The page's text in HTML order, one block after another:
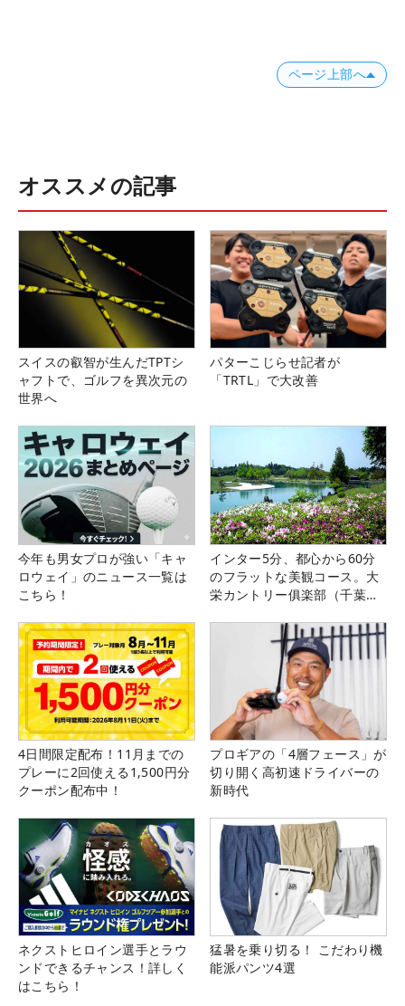
ページ上部へ
オススメの記事
スイスの叡智が生んだTPTシ
ャフトで、ゴルフを異次元の
世界へ
パターこじらせ記者が
「TRTL」で大改善
今年も男女プロが強い「キャ
ロウェイ」のニュース一覧は
こちら！
インター5分、都心から60分
のフラットな美観コース。大
栄カントリー俱楽部（千葉
4日間限定配布！11月までの
プレーに2回使える1,500円分
クーポン配布中！
プロギアの「4層フェース」が
切り開く高初速ドライバーの
新時代
ネクストヒロイン選手とラウ
ンドできるチャンス！詳しく
はこちら！
猛暑を乗り切る！ こだわり機
能派パンツ4選